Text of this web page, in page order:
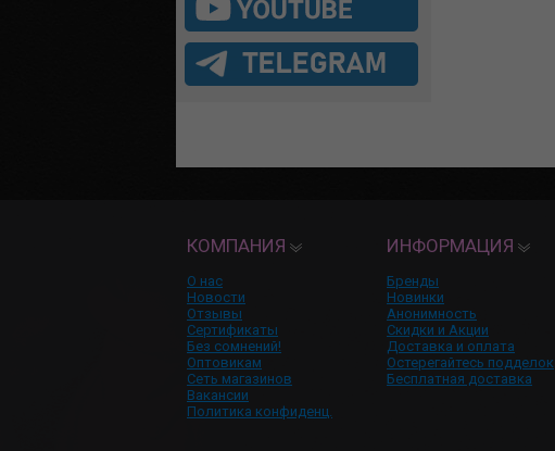
КОМПАНИЯ
О нас
Новости
Отзывы
Сертификаты
Без сомнений!
Оптовикам
Сеть магазинов
Вакансии
Политика конфиденц.
ИНФОРМАЦИЯ
Бренды
Новинки
Анонимность
Скидки и Акции
Доставка и оплата
Остерегайтесь подделок
Бесплатная доставка